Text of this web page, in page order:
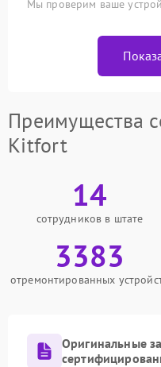
Мы проверим ваше
Преимущества
Kitfort
14
сотрудников в штате
3383
отремонтированных
Оригинальные